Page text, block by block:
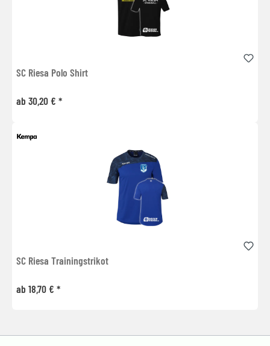
SC Riesa Polo Shirt
ab 30,20 € *
SC Riesa Trainingstrikot
ab 18,70 € *